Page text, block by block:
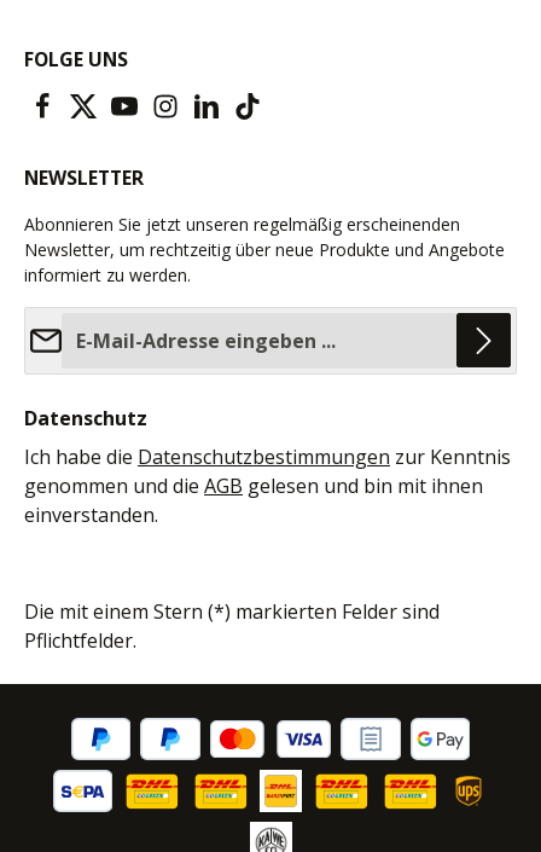
FOLGE UNS
NEWSLETTER
Abonnieren Sie jetzt unseren regelmäßig erscheinenden
Newsletter, um rechtzeitig über neue Produkte und Angebote
informiert zu werden.
Datenschutz
Ich habe die Datenschutzbestimmungen zur Kenntnis
genommen und die AGB gelesen und bin mit ihnen
einverstanden.
Die mit einem Stern (*) markierten Felder sind
Pflichtfelder.